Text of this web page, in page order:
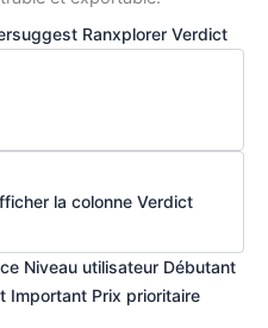
Ranxplorer Verdict
la colonne Verdict
Niveau utilisateur Débutant
Important Prix prioritaire